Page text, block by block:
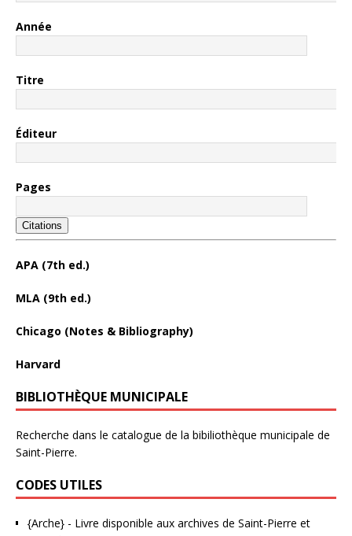
Année
Titre
Éditeur
Pages
Citations
APA (7th ed.)
MLA (9th ed.)
Chicago (Notes & Bibliography)
Harvard
BIBLIOTHÈQUE MUNICIPALE
Recherche dans le catalogue de la bibiliothèque municipale de
Saint-Pierre.
CODES UTILES
{Arche} - Livre disponible aux archives de Saint-Pierre et